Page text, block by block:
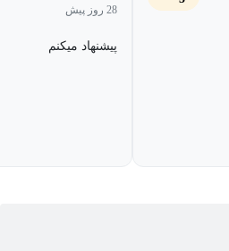
پروژه‌های واقعی
28 روز پیش
پیشنهاد میکنم